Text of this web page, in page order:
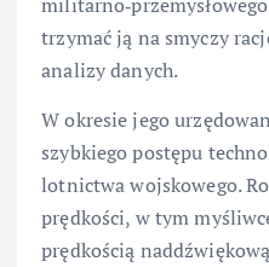
trzymać ją na smyczy
analizy danych.
W okresie jego
szybkiego postępu
lotnictwa wojskowego.
prędkości, w tym
prędkością